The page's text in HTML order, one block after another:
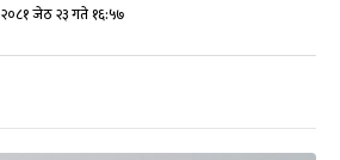
२०८१ जेठ २३ गते १६:५७